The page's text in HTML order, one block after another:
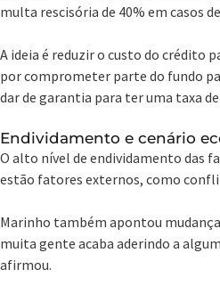
multa rescisória de 40% em casos
A ideia é reduzir o custo do crédito
por comprometer parte do fundo
dar de garantia para ter uma taxa
Endividamento e cenário
O alto nível de endividamento das
estão fatores externos, como
Marinho também apontou
muita gente acaba aderindo a
afirmou.